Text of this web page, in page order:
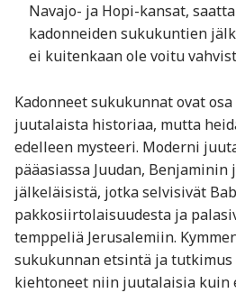
Navajo- ja Hopi-kansat,
kadonneiden sukukuntien
ei kuitenkaan ole voitu
Kadonneet sukukunnat ovat
juutalaista historiaa, mutta
edelleen mysteeri. Moderni
pääasiassa Juudan,
jälkeläisistä, jotka selvisivät
pakkosiirtolaisuudesta ja
temppeliä Jerusalemiin.
sukukunnan etsintä ja
kiehtoneet niin juutalaisia